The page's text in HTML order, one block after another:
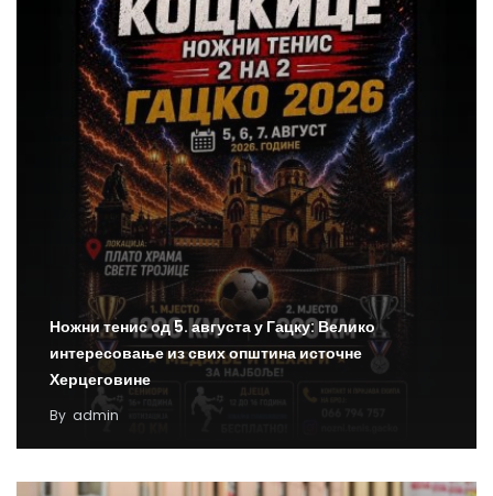
Ножни тенис од 5. августа у Гацку: Велико
интересовање из свих општина источне
Херцеговине
By admin